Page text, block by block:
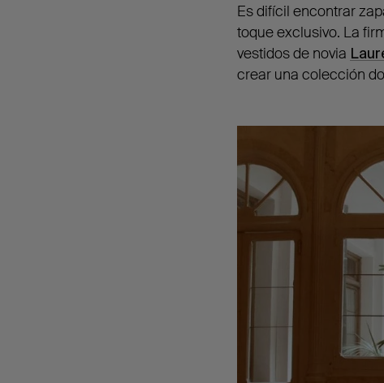
Es difícil encontrar
toque exclusivo. La
vestidos de novia
crear una colección